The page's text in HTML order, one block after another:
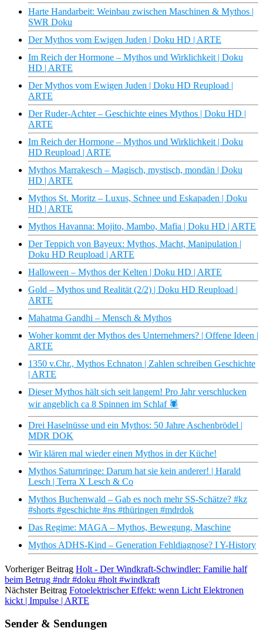
Harte Handarbeit: Weinbau zwischen Maschinen & Mythos |
SWR Doku
Der Mythos vom Ewigen Juden | Doku HD | ARTE
Im Reich der Hormone – Mythos und Wirklichkeit | Doku
HD | ARTE
Der Mythos vom Ewigen Juden | Doku HD Reupload |
ARTE
Der Ruder-Achter – Geschichte eines Mythos | Doku HD |
ARTE
Im Reich der Hormone – Mythos und Wirklichkeit | Doku
HD Reupload | ARTE
Mythos Marrakesch – Magisch, mystisch, mondän | Doku
HD | ARTE
Mythos St. Moritz – Luxus, Schnee und Eskapaden | Doku
HD | ARTE
Mythos Havanna: Mojito, Mambo, Mafia | Doku HD | ARTE
Der Teppich von Bayeux: Mythos, Macht, Manipulation |
Doku HD Reupload | ARTE
Halloween – Mythos der Kelten | Doku HD | ARTE
Gold – Mythos und Realität (2/2) | Doku HD Reupload |
ARTE
Mahatma Gandhi – Mensch & Mythos
Woher kommt der Mythos des Unternehmers? | Offene Ideen |
ARTE
1350 v.Chr., Mythos Echnaton | Zahlen schreiben Geschichte
| ARTE
Dieser Mythos hält sich seit langem! Pro Jahr verschlucken
wir angeblich ca 8 Spinnen im Schlaf 🕷
Drei Haselnüsse und ein Mythos: 50 Jahre Aschenbrödel |
MDR DOK
Wir klären mal wieder einen Mythos in der Küche!
Mythos Saturnringe: Darum hat sie kein anderer! | Harald
Lesch | Terra X Lesch & Co
Mythos Buchenwald – Gab es noch mehr SS-Schätze? #kz
#shorts #geschichte #ns #thüringen #mdrdok
Das Regime: MAGA – Mythos, Bewegung, Maschine
Mythos ADHS-Kind – Generation Fehldiagnose? I Y-History
Vorheriger Beitrag Holt - Der Windkraft-Schwindler: Familie half
beim Betrug #ndr #doku #holt #windkraft
Nächster Beitrag Fotoelektrischer Effekt: wenn Licht Elektronen
kickt | Impulse | ARTE
Sender & Sendungen